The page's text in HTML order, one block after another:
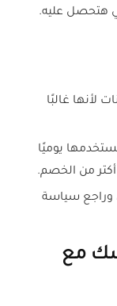
هتحصل عليه.
لأنها غالبًا
يوميًا
من الخصم.
وراجع سياسة
مع